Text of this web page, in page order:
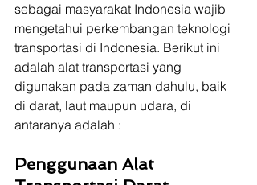
sebagai masyarakat Indonesia wajib
mengetahui perkembangan teknologi
transportasi di Indonesia. Berikut ini
adalah alat transportasi yang
digunakan pada zaman dahulu, baik
di darat, laut maupun udara, di
antaranya adalah :
Penggunaan Alat